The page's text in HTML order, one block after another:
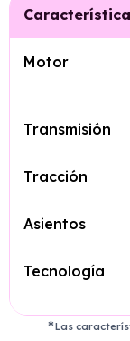
Característica
Motor
Transmisión
Tracción
Asientos
Tecnología
Las